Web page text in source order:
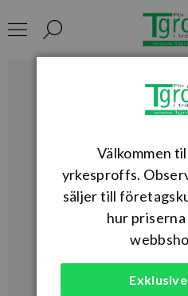
Välkommen
yrkesproffs.
säljer till
hur priserna